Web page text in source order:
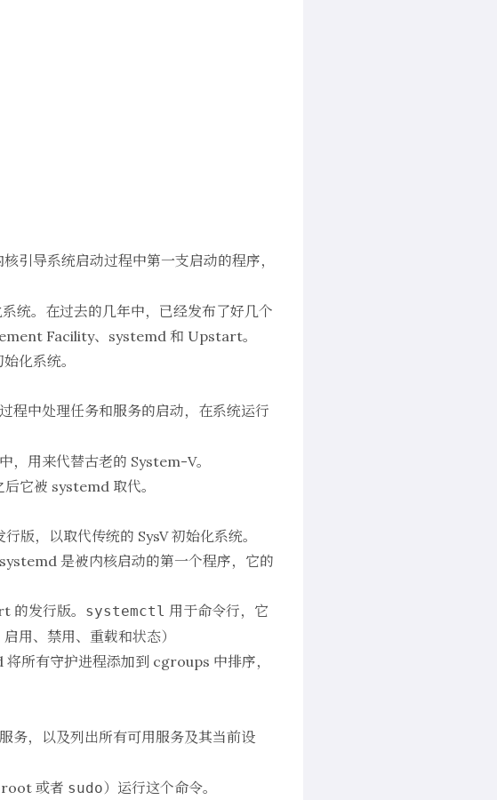
核引导系统启动过程中第一支启动的程序，
统。在过去的几年中，已经发布了好几个
Facility、systemd 和 Upstart。
化系统。
程中处理任务和服务的启动，在系统运行
，用来代替古老的 System-V。
它被 systemd 取代。
版，以取代传统的 SysV 初始化系统。
是被内核启动的第一个程序，它的
发行版。 systemctl 用于命令行，它
用、禁用、重载和状态）
所有守护进程添加到 cgroups 中排序，
务，以及列出所有可用服务及其当前设
root 或者 sudo）运行这个命令。